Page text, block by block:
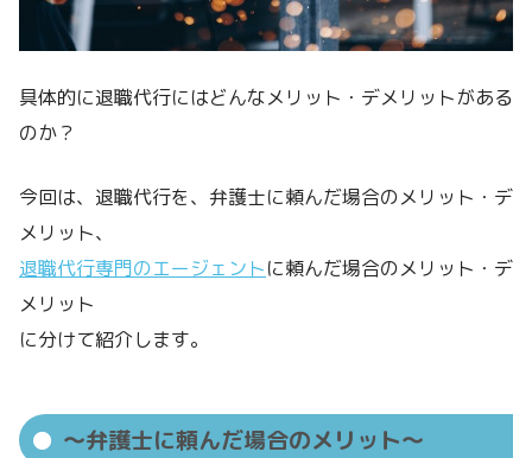
具体的に退職代行にはどんなメリット・デメリットがある
のか？
今回は、退職代行を、弁護士に頼んだ場合のメリット・デ
メリット、
退職代行専門のエージェントに頼んだ場合のメリット・デ
メリット
に分けて紹介します。
～弁護士に頼んだ場合のメリット～